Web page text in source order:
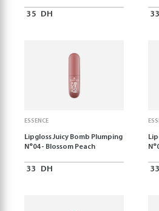
35 DH 33
ESSENCE
Lipgloss Juicy Bomb Plumping
N°04 - Blossom Peach
33 DH 33